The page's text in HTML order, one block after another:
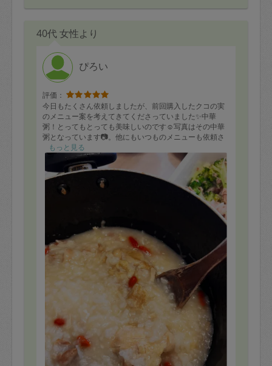
40代 女性より
ぴろい
評価：
今日もたくさん依頼しましたが、前回購入したクコの実
のメニュー案を考えてきてくださっていました✨中華
粥！とってもとっても美味しいのです☺️写真はその中華
粥となっています📷。他にもいつものメニューも依頼さ
せていただきました。いつも美味しいご飯をありがとう
ございます。またお願いいたします。
もっと見る